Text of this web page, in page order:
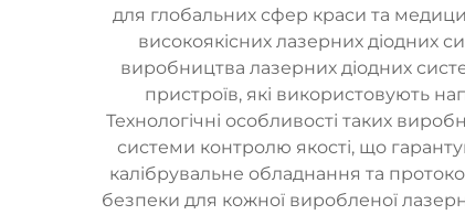
для глобальних сфер краси та
високоякісних лазерних діодних
виробництва лазерних діодних
пристроїв, які використовують
Технологічні особливості таких
системи контролю якості, що
калібрувальне обладнання та
безпеки для кожної виробленої